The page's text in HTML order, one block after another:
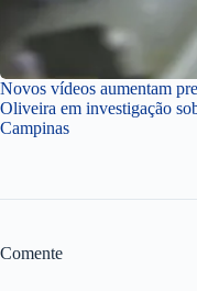
Novos vídeos aumentam
Oliveira em investigação
Campinas
Comente